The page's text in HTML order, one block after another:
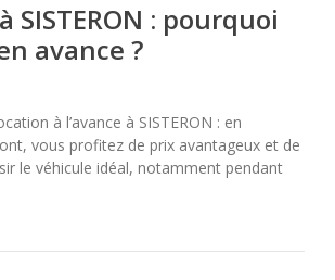
SISTERON : pourquoi
avance ?
à l’avance à SISTERON : en
vous profitez de prix avantageux et de
le véhicule idéal, notamment pendant